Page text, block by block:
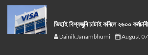
ভিছাই বিশ্বজুৰি চাটাই কৰিলে ২৬০০
Dainik Janambhumi August